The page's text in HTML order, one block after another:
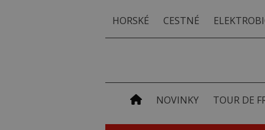
HORSKÉ CESTNÉ
NOVINKY TOUR DE